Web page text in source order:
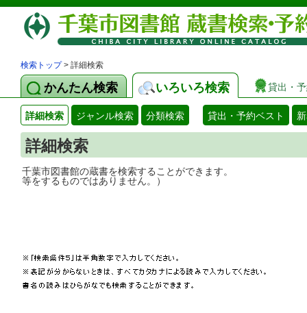
検索トップ> 詳細検索
かんたん検索 いろいろ検索 貸出・
詳細検索 ジャンル検索 分類検索 貸出・予約ベスト
詳細検索
千葉市図書館の蔵書を検索することがで
等をするものではありません。）